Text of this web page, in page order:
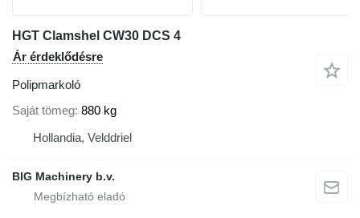
HGT Clamshel CW30 DCS 4
Ár érdeklődésre
Polipmarkoló
Saját tömeg 880 kg
Hollandia, Velddriel
BIG Machinery b.v.